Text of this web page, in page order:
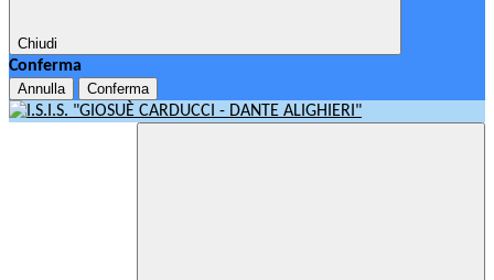
Chiudi
Conferma
Annulla Conferma